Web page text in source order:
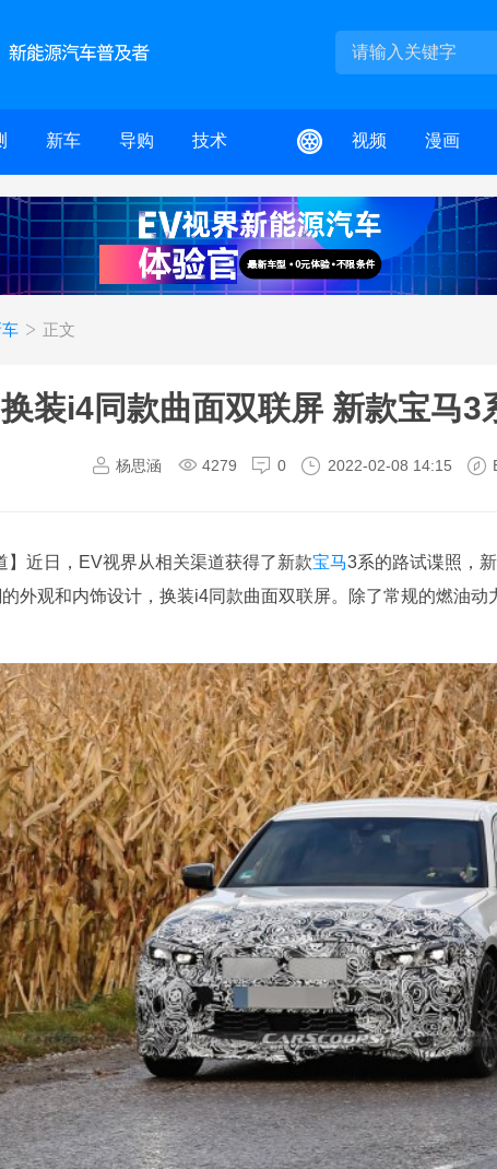
新车 导购 技术 视频 漫画
正文
换装i4同款曲面双联屏 新款宝马3
杨思涵 4279 0 2022-02-08 14:15
】近日，EV视界从相关渠道获得了新款宝马3系的路试谍照，
外观和内饰设计，换装i4同款曲面双联屏。除了常规的燃油动